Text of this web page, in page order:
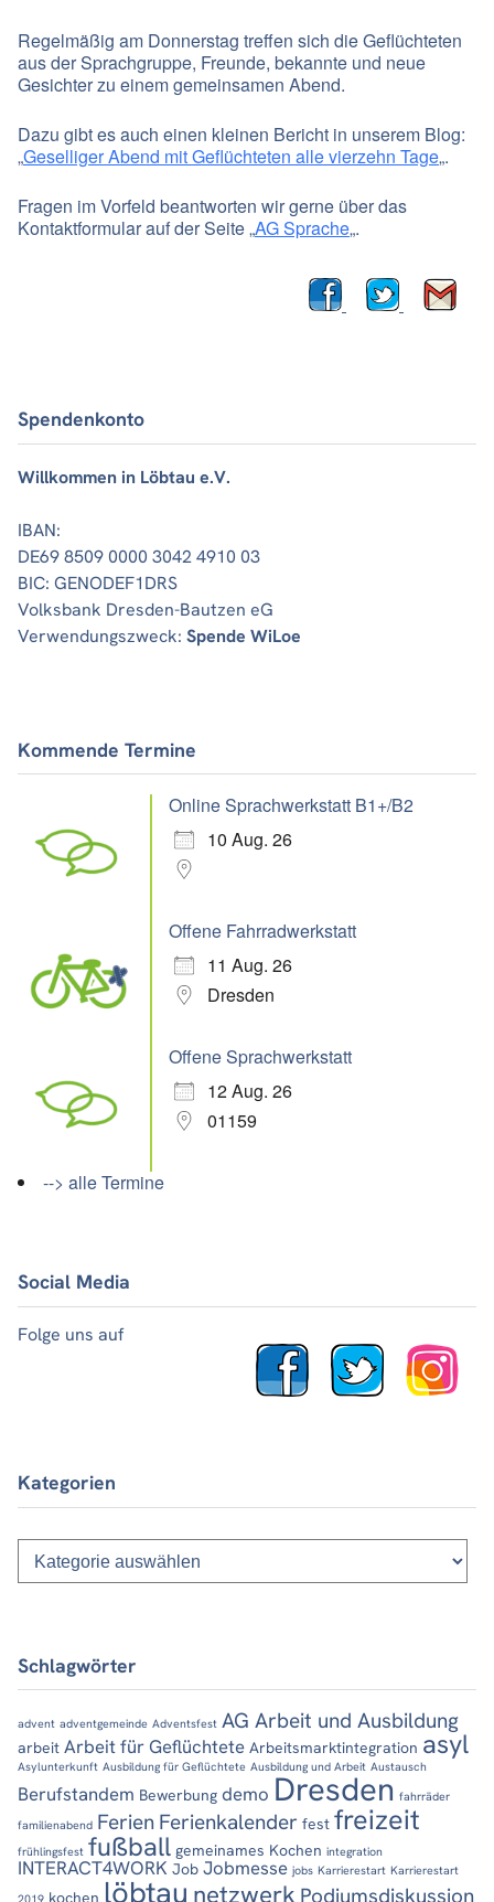
Regelmäßig am Donnerstag treffen sich die Geflüchteten
aus der Sprachgruppe, Freunde, bekannte und neue
Gesichter zu einem gemeinsamen Abend.
Dazu gibt es auch einen kleinen Bericht in unserem Blog:
„Geselliger Abend mit Geflüchteten alle vierzehn Tage„.
Fragen im Vorfeld beantworten wir gerne über das
Kontaktformular auf der Seite „AG Sprache„.
Spendenkonto
Willkommen in Löbtau e.V.
IBAN:
DE69 8509 0000 3042 4910 03
BIC: GENODEF1DRS
Volksbank Dresden-Bautzen eG
Verwendungszweck: Spende WiLoe
Kommende Termine
Online Sprachwerkstatt B1+/B2
10 Aug. 26
Offene Fahrradwerkstatt
11 Aug. 26
Dresden
Offene Sprachwerkstatt
12 Aug. 26
01159
--> alle Termine
Social Media
Folge uns auf
Kategorien
Kategorien
Schlagwörter
advent adventgemeinde Adventsfest AG Arbeit und Ausbildung
arbeit Arbeit für Geflüchtete Arbeitsmarktintegration asyl
Asylunterkunft Ausbildung für Geflüchtete Ausbildung und Arbeit Austausch
Berufstandem Bewerbung demo Dresden fahrräder
familienabend Ferien Ferienkalender fest freizeit
frühlingsfest fußball gemeinames Kochen integration
INTERACT4WORK Job Jobmesse jobs Karrierestart Karrierestart
2019 kochen löbtau netzwerk Podiumsdiskussion